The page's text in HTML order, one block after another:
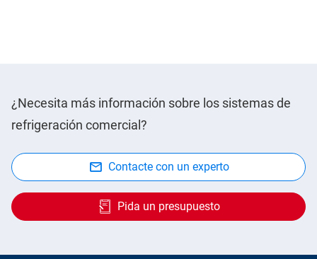
¿Necesita más información sobre los sistemas de
refrigeración comercial?
Contacte con un experto
Pida un presupuesto